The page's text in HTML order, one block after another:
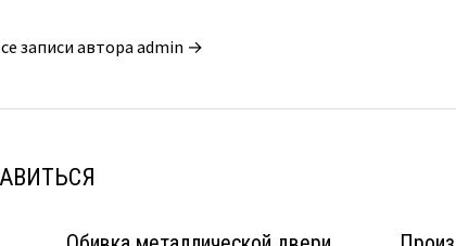
записи автора admin →